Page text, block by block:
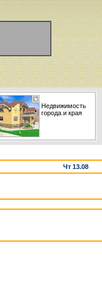
Недвижимость
города и края
Чт 13.08